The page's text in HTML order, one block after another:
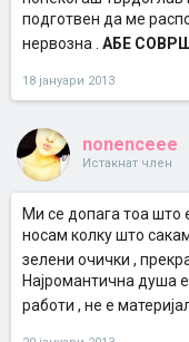
подготвен да ме
нервозна . АБЕ
18 јануари 2013
nonenceee
Истакнат член
Ми се допага тоа што
носам колку што
зелени очички ,
Најромантична душа
работи , не е